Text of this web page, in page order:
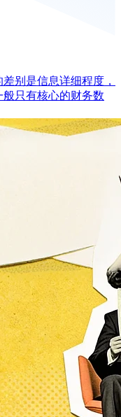
别是信息详细程度，
只有核心的财务数